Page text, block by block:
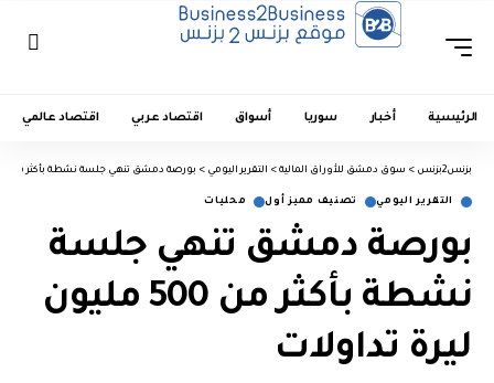
الرئيسية أخبار سوريا أسواق اقتصاد عربي اقتصاد عالمي
بزنس2بزنس > سوق دمشق للأوراق المالية > التقرير اليومي > بورصة دمشق تنهي جلسة نشطة بأكثر من 500 مليون ليرة تداولات
التقرير اليومي تصنيف مميز أول محليات
بورصة دمشق تنهي جلسة
نشطة بأكثر من 500 مليون
ليرة تداولات